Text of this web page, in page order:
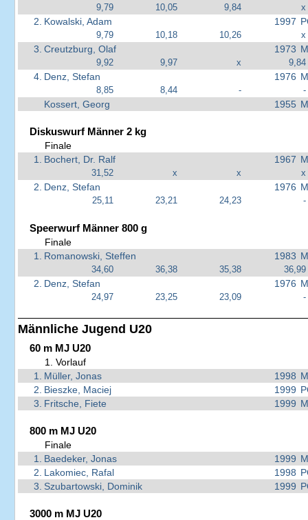
9,79 10,05 9,84 x
2. Kowalski, Adam 1997
9,79 10,18 10,26 x
3. Creutzburg, Olaf 1973
9,92 9,97 x 9,84
4. Denz, Stefan 1976
8,85 8,44 - -
Kossert, Georg 1955
Diskuswurf Männer 2 kg
Finale
1.
Bochert, Dr. Ralf 1967
31,52 x x x
2. Denz, Stefan 1976
25,11 23,21 24,23 -
Speerwurf Männer 800 g
Finale
1.
Romanowski, Steffen 1983
34,60 36,38 35,38 36,99
2. Denz, Stefan 1976
24,97 23,25 23,09 -
Männliche Jugend U20
60 m MJ U20
1. Vorlauf
1.
Müller, Jonas 1998
2. Bieszke, Maciej 1999
3. Fritsche, Fiete 1999
800 m MJ U20
Finale
1.
Baedeker, Jonas 1999
2. Lakomiec, Rafal 1998
3. Szubartowski, Dominik 1999
3000 m MJ U20